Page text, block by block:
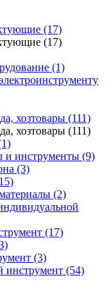
(17)
(17)
(1)
хозтовары (111)
хозтовары (111)
и инструменты (9)
(3)
(2)
(17)
(3)
инструмент (54)